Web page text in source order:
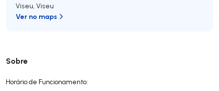
Sobre
Horário de Funcionamento:
Viseu, Viseu
Ver no maps